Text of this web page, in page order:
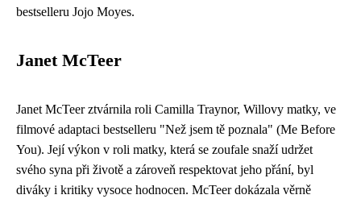
bestselleru Jojo Moyes.
Janet McTeer
Janet McTeer ztvárnila roli Camilla Traynor, Willovy matky, ve
filmové adaptaci bestselleru "Než jsem tě poznala" (Me Before
You). Její výkon v roli matky, která se zoufale snaží udržet
svého syna při životě a zároveň respektovat jeho přání, byl
diváky i kritiky vysoce hodnocen. McTeer dokázala věrně